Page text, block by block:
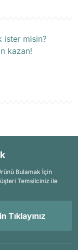
ister misin?
kazan!
Bulamak İçin
Temsilciniz ile
Tıklayınız